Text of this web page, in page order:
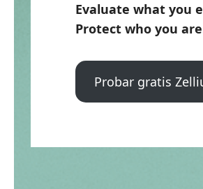
Evaluate what you
Protect who you
Probar gratis